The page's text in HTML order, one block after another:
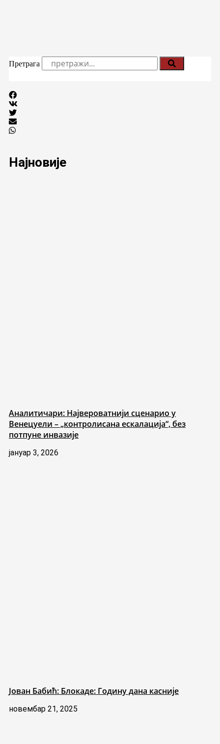
Претрага
Најновије
Аналитичари: Највероватнији сценарио у
Венецуели – „контролисана ескалација“, без
потпуне инвазије
јануар 3, 2026
Јован Бабић: Блокаде: Годину дана касније
новембар 21, 2025